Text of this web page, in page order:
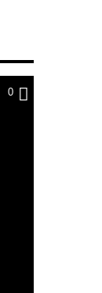
0